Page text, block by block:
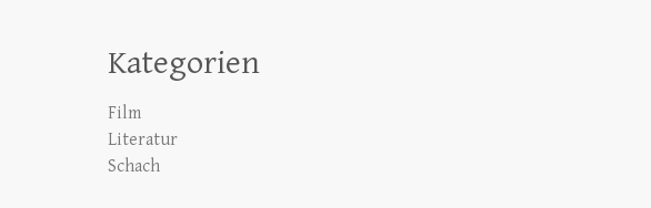
Kategorien
Film
Literatur
Schach